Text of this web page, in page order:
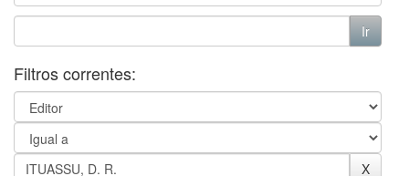
Filtros correntes: